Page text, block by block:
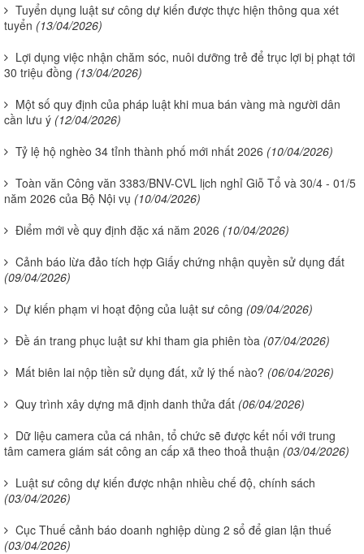
Tuyển dụng luật sư công dự kiến được thực hiện thông qua xét
tuyển (13/04/2026)
Lợi dụng việc nhận chăm sóc, nuôi dưỡng trẻ để trục lợi bị phạt tới
30 triệu đồng (13/04/2026)
Một số quy định của pháp luật khi mua bán vàng mà người dân
cần lưu ý (12/04/2026)
Tỷ lệ hộ nghèo 34 tỉnh thành phố mới nhất 2026 (10/04/2026)
Toàn văn Công văn 3383/BNV-CVL lịch nghỉ Giỗ Tổ và 30/4 - 01/5
năm 2026 của Bộ Nội vụ (10/04/2026)
Điểm mới về quy định đặc xá năm 2026 (10/04/2026)
Cảnh báo lừa đảo tích hợp Giấy chứng nhận quyền sử dụng đất
(09/04/2026)
Dự kiến phạm vi hoạt động của luật sư công (09/04/2026)
Đề án trang phục luật sư khi tham gia phiên tòa (07/04/2026)
Mất biên lai nộp tiền sử dụng đất, xử lý thế nào? (06/04/2026)
Quy trình xây dựng mã định danh thửa đất (06/04/2026)
Dữ liệu camera của cá nhân, tổ chức sẽ được kết nối với trung
tâm camera giám sát công an cấp xã theo thoả thuận (03/04/2026)
Luật sư công dự kiến được nhận nhiều chế độ, chính sách
(03/04/2026)
Cục Thuế cảnh báo doanh nghiệp dùng 2 sổ để gian lận thuế
(03/04/2026)